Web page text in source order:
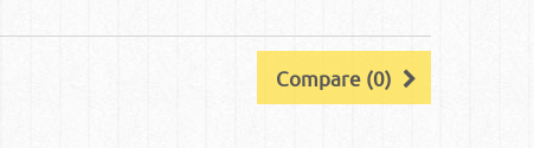
Compare (0)